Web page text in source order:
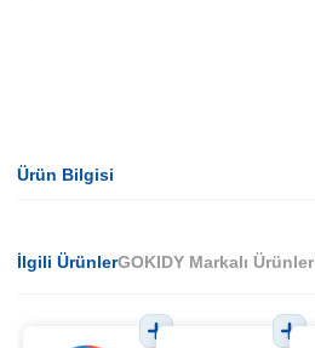
Ürün Bilgisi
İlgili ÜrünlerGOKIDY Markalı Ürünler